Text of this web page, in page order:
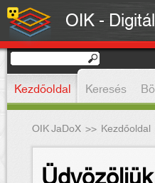
OIK -
Kezdőoldal Keresés
OIK JaDoX >> Kezdőoldal